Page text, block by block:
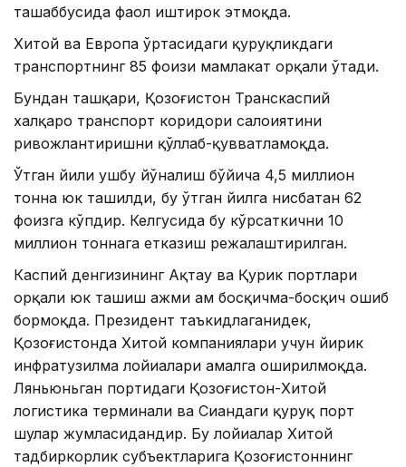
ташаббусида фаол иштирок этмоқда.
Хитой ва Европа ўртасидаги қуруқликдаги
транспортнинг 85 фоизи мамлакат орқали ўтади.
Бундан ташқари, Қозоғистон Транскаспий
халқаро транспорт коридори салоҳиятини
ривожлантиришни қўллаб-қувватламоқда.
Ўтган йили ушбу йўналиш бўйича 4,5 миллион
тонна юк ташилди, бу ўтган йилга нисбатан 62
фоизга кўпдир. Келгусида бу кўрсаткични 10
миллион тоннага етказиш режалаштирилган.
Каспий денгизининг Ақтау ва Қурик портлари
орқали юк ташиш ҳажми ҳам босқичма-босқич ошиб
бормоқда. Президент таъкидлаганидек,
Қозоғистонда Хитой компаниялари учун йирик
инфратузилма лойиҳалари амалга оширилмоқда.
Ляньюньган портидаги Қозоғистон-Хитой
логистика терминали ва Сиандаги қуруқ порт
шулар жумласидандир. Бу лойиҳалар Хитой
тадбиркорлик субъектларига Қозоғистоннинг